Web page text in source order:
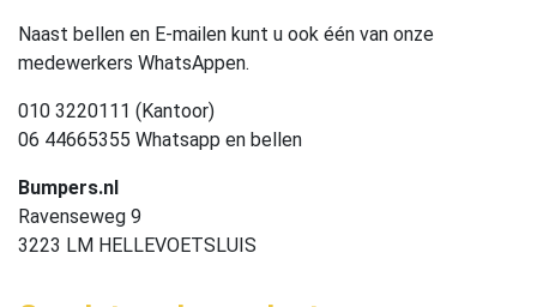
Naast bellen en E-mailen kunt u ook één van onze
medewerkers WhatsAppen.
010 3220111 (Kantoor)
06 44665355 Whatsapp en bellen
Bumpers.nl
Ravenseweg 9
3223 LM HELLEVOETSLUIS